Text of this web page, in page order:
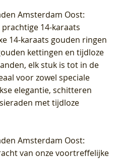
Amsterdam Oost:
14-karaats
14-karaats gouden ringen
kettingen en tijdloze
elk stuk is tot in de
voor zowel speciale
elegantie, schitteren
met tijdloze
Amsterdam Oost:
van onze voortreffelijke